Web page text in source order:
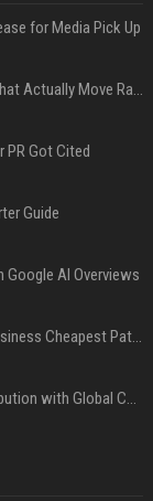
for Media Pick Up
Press Release SEO: 14 Optimizations That Actually Move Rankings
PR Got Cited
Guide
Google AI Overviews
Press Release Distribution for Small Business Cheapest Path to Real Coverage
Affordable Crypto Press Release Distribution with Global Coverage